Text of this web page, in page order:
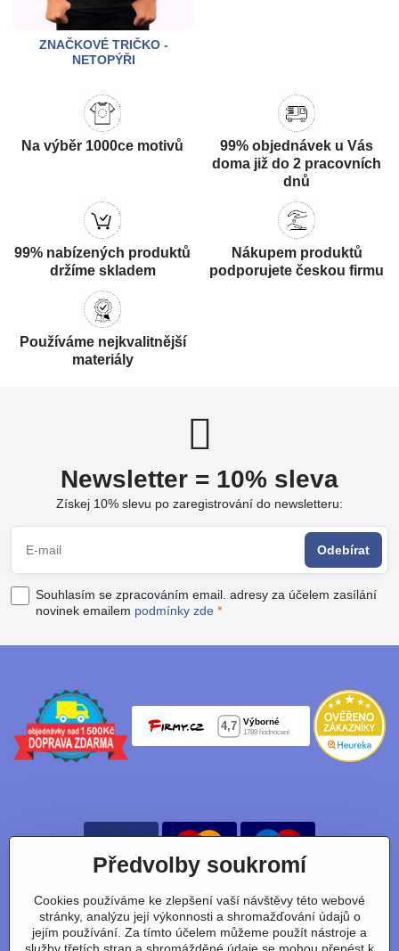
ZNAČKOVÉ TRIČKO -
NETOPÝŘI
Na výběr 1000ce motivů
99% objednávek u Vás
doma již do 2 pracovních
dnů
99% nabízených produktů
držíme skladem
Nákupem produktů
podporujete českou firmu
Používáme nejkvalitnější
materiály
Newsletter = 10% sleva
Získej 10% slevu po zaregistrování do newsletteru:
Odebírat
Souhlasím se zpracováním email. adresy za účelem zasílání
novinek emailem podmínky zde *
Nájdete nás taky na:
Facebook Instagram Youtube Tiktok
Předvolby soukromí
Cookies používáme ke zlepšení vaší návštěvy této webové
stránky, analýzu její výkonnosti a shromažďování údajů o
jejím používání. Za tímto účelem můžeme použít nástroje a